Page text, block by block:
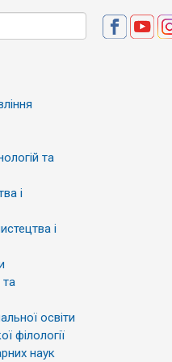
та
і
і
та
освіти
філології
наук